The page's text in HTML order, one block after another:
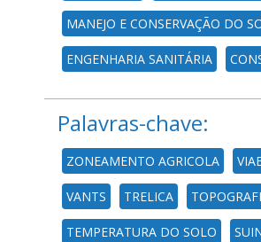
MANEJO E CONSERVAÇÃO DO
ENGENHARIA SANITÁRIA
Palavras-chave:
ZONEAMENTO AGRICOLA
VANTS TRELICA
TEMPERATURA DO SOLO